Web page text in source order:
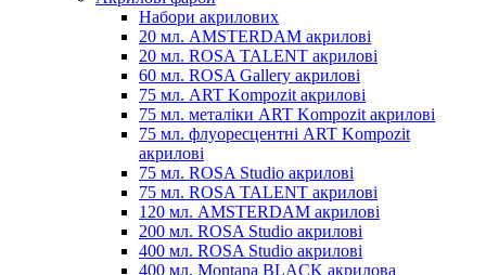
Набори акрилових
20 мл. AMSTERDAM акрилові
20 мл. ROSA TALENT акрилові
60 мл. ROSA Gallery акрилові
75 мл. ART Kompozit акрилові
75 мл. металіки ART Kompozit акрилові
75 мл. флуоресцентні ART Kompozit
акрилові
75 мл. ROSA Studio акрилові
75 мл. ROSA TALENT акрилові
120 мл. AMSTERDAM акрилові
200 мл. ROSA Studio акрилові
400 мл. ROSA Studio акрилові
400 мл. Montana BLACK акрилова